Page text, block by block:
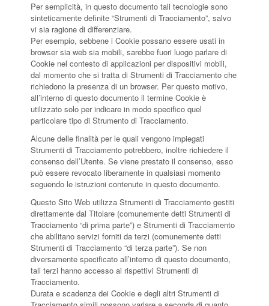
Per semplicità, in questo documento tali tecnologie sono
sinteticamente definite “Strumenti di Tracciamento”, salvo
vi sia ragione di differenziare.
Per esempio, sebbene i Cookie possano essere usati in
browser sia web sia mobili, sarebbe fuori luogo parlare di
Cookie nel contesto di applicazioni per dispositivi mobili,
dal momento che si tratta di Strumenti di Tracciamento che
richiedono la presenza di un browser. Per questo motivo,
all’interno di questo documento il termine Cookie è
utilizzato solo per indicare in modo specifico quel
particolare tipo di Strumento di Tracciamento.
Alcune delle finalità per le quali vengono impiegati
Strumenti di Tracciamento potrebbero, inoltre richiedere il
consenso dell’Utente. Se viene prestato il consenso, esso
può essere revocato liberamente in qualsiasi momento
seguendo le istruzioni contenute in questo documento.
Questo Sito Web utilizza Strumenti di Tracciamento gestiti
direttamente dal Titolare (comunemente detti Strumenti di
Tracciamento “di prima parte”) e Strumenti di Tracciamento
che abilitano servizi forniti da terzi (comunemente detti
Strumenti di Tracciamento “di terza parte”). Se non
diversamente specificato all’interno di questo documento,
tali terzi hanno accesso ai rispettivi Strumenti di
Tracciamento.
Durata e scadenza dei Cookie e degli altri Strumenti di